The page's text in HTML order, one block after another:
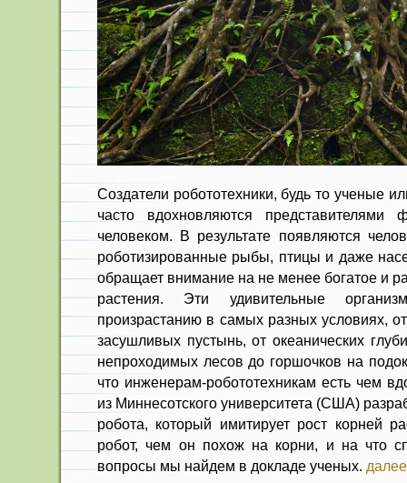
Создатели робототехники, будь то ученые
часто вдохновляются
человеком. В результате появляются
роботизированные рыбы, птицы и даже
обращает внимание на не менее богатое и
растения. Эти удивительные
произрастанию в самых разных условиях,
засушливых пустынь, от океанических
непроходимых лесов до горшочков на
что инженерам-робототехникам есть чем
из Миннесотского университета (США)
робота, который имитирует рост корней
робот, чем он похож на корни, и на что
вопросы мы найдем в докладе ученых.